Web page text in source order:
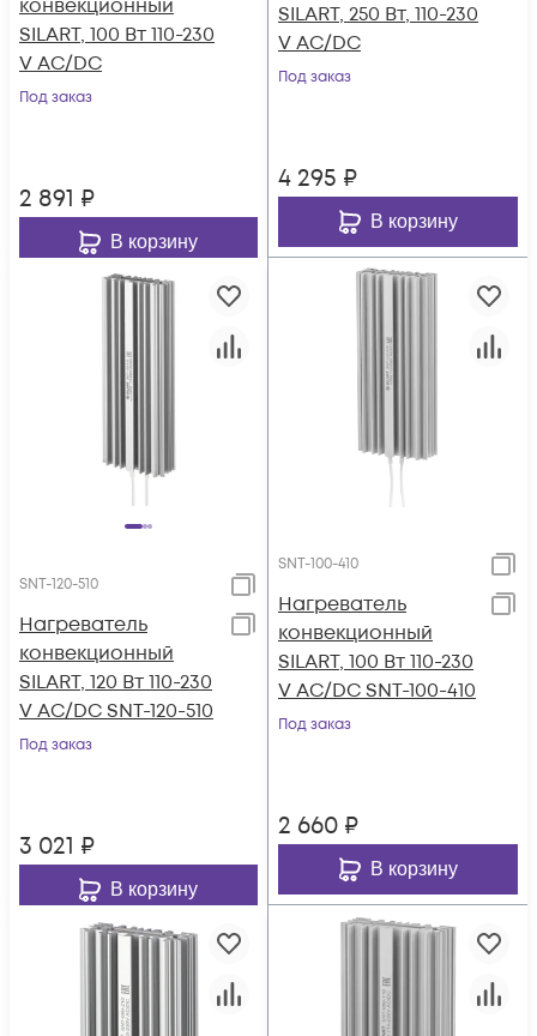
конвекционный
SILART, 100 Вт 110-230
V AC/DC
Под заказ
2 891 ₽
В корзину
SILART, 250 Вт, 110-230
V AC/DC
Под заказ
4 295 ₽
В корзину
SNT-120-510
Нагреватель
конвекционный
SILART, 120 Вт 110-230
V AC/DC SNT-120-510
Под заказ
3 021 ₽
В корзину
SNT-100-410
Нагреватель
конвекционный
SILART, 100 Вт 110-230
V AC/DC SNT-100-410
Под заказ
2 660 ₽
В корзину